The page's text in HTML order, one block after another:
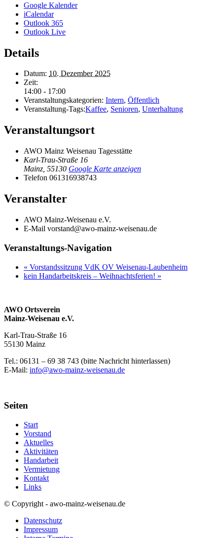
Google Kalender
iCalendar
Outlook 365
Outlook Live
Details
Datum: 10. Dezember 2025
Zeit:
14:00 - 17:00
Veranstaltungskategorien: Intern, Öffentlich
Veranstaltung-Tags:Kaffee, Senioren, Unterhaltung
Veranstaltungsort
AWO Mainz Weisenau Tagesstätte
Karl-Trau-Straße 16
Mainz 55130 Google Karte anzeigen
Telefon 061316938743
Veranstalter
AWO Mainz-Weisenau e.V.
E-Mail vorstand@awo-mainz-weisenau.de
Veranstaltungs-Navigation
« Vorstandssitzung VdK OV Weisenau-Laubenheim
kein Handarbeitskreis – Weihnachtsferien! »
AWO Ortsverein
Mainz-Weisenau e.V.
Karl-Trau-Straße 16
55130 Mainz
Tel.: 06131 – 69 38 743 (bitte Nachricht hinterlassen)
E-Mail: info@awo-mainz-weisenau.de
Seiten
Start
Vorstand
Aktuelles
Aktivitäten
Handarbeit
Vermietung
Kontakt
Links
© Copyright - awo-mainz-weisenau.de
Datenschutz
Impressum